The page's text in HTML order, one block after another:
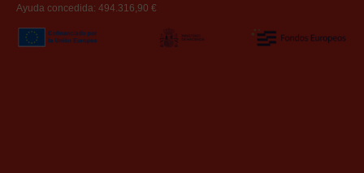
Ayuda concedida: 494.316,90 €